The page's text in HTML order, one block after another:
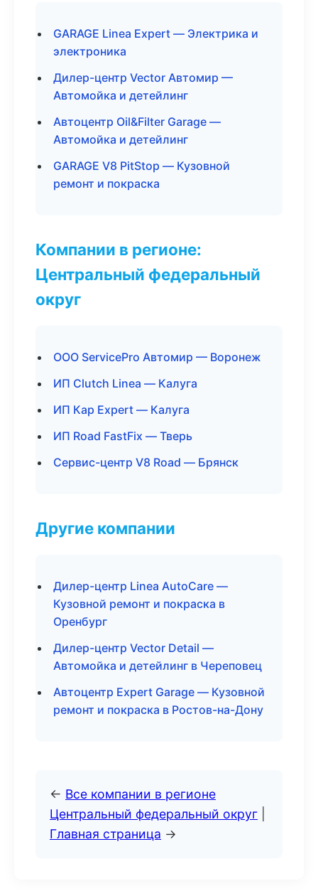
GARAGE Linea Expert — Электрика и
электроника
Дилер-центр Vector Автомир —
Автомойка и детейлинг
Автоцентр Oil&Filter Garage —
Автомойка и детейлинг
GARAGE V8 PitStop — Кузовной
ремонт и покраска
Компании в регионе:
Центральный федеральный
округ
ООО ServicePro Автомир — Воронеж
ИП Clutch Linea — Калуга
ИП Кар Expert — Калуга
ИП Road FastFix — Тверь
Сервис-центр V8 Road — Брянск
Другие компании
Дилер-центр Linea AutoCare —
Кузовной ремонт и покраска в
Оренбург
Дилер-центр Vector Detail —
Автомойка и детейлинг в Череповец
Автоцентр Expert Garage — Кузовной
ремонт и покраска в Ростов-на-Дону
← Все компании в регионе
Центральный федеральный округ
Главная страница →